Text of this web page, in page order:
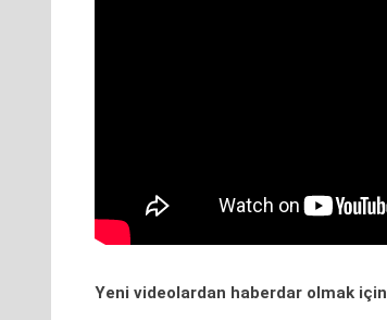
Yeni videolardan haberdar olmak için